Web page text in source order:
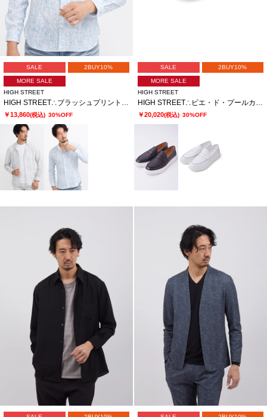
SALE 2BUY10%
MORE SALE
HIGH STREET
HIGH STREET∴ブラッシュプリントサッカーショートウイングシャツ
￥13,860(税込) 30%OFF
SALE 2BUY10%
MORE SALE
HIGH STREET
HIGH STREET∴ビエ・ド・プールカタオシドレススニーカー
￥20,020(税込) 30%OFF